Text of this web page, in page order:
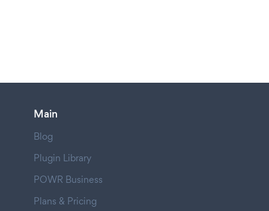
Main
Blog
Plugin Library
POWR Business
Plans & Pricing